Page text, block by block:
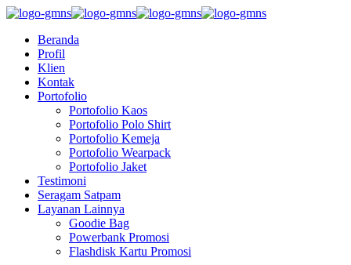
Beranda
Profil
Klien
Kontak
Portofolio
Portofolio Kaos
Portofolio Polo Shirt
Portofolio Kemeja
Portofolio Wearpack
Portofolio Jaket
Testimoni
Seragam Satpam
Layanan Lainnya
Goodie Bag
Powerbank Promosi
Flashdisk Kartu Promosi